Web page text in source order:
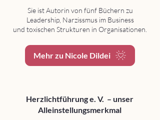
Sie ist Autorin von fünf Büchern zu
Leadership, Narzissmus im Business
und toxischen Strukturen in Organisationen.
Mehr zu Nicole Dildei
Herzlichtführung e. V. – unser
Alleinstellungsmerkmal